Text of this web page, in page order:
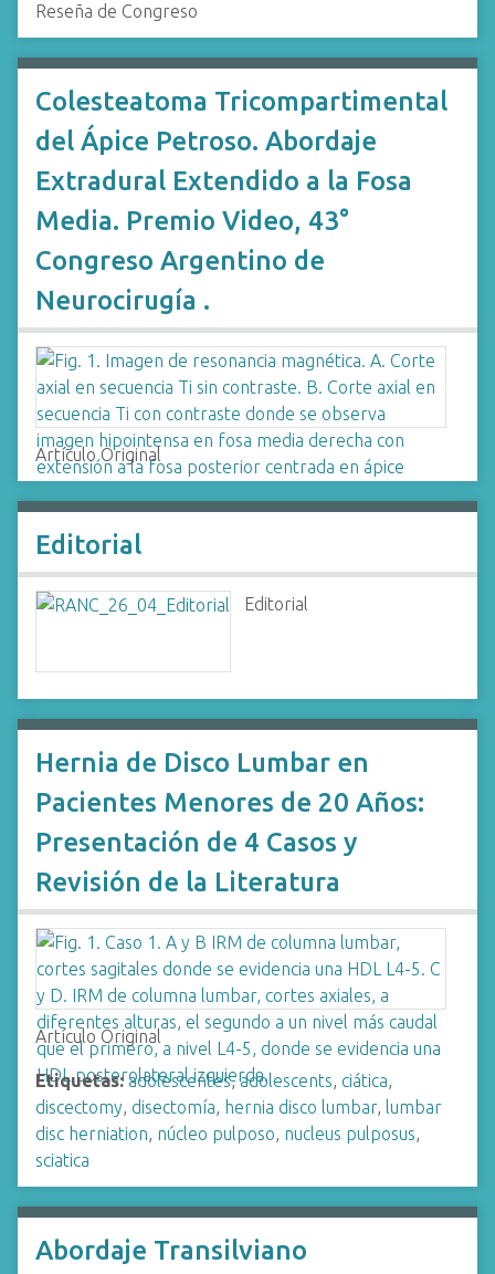
Reseña de Congreso
Colesteatoma Tricompartimental
del Ápice Petroso. Abordaje
Extradural Extendido a la Fosa
Media. Premio Video, 43°
Congreso Argentino de
Neurocirugía .
Artículo Original
Editorial
Editorial
Hernia de Disco Lumbar en
Pacientes Menores de 20 Años:
Presentación de 4 Casos y
Revisión de la Literatura
Artículo Original
Etiquetas: adolescentes,adolescents, ciática,
discectomy, disectomía, hernia disco lumbar, lumbar
disc herniation, núcleo pulposo, nucleus pulposus,
sciatica
Abordaje Transilviano